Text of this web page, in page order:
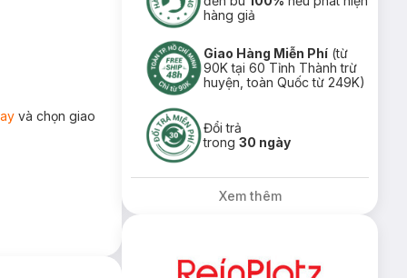
và chọn giao
hàng giả
Giao Hàng Miễn Phí (từ
90K tại 60 Tỉnh Thành trừ
huyện, toàn Quốc từ 249K)
Đổi trả
trong30 ngày
Xem thêm